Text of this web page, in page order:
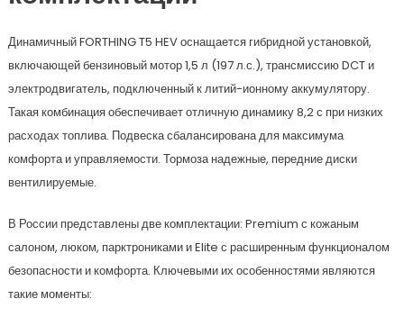
Динамичный FORTHING T5 HEV оснащается гибридной установкой,
включающей бензиновый мотор 1,5 л (197 л.с.), трансмиссию DCT и
электродвигатель, подключенный к литий-ионному аккумулятору.
Такая комбинация обеспечивает отличную динамику 8,2 с при низких
расходах топлива. Подвеска сбалансирована для максимума
комфорта и управляемости. Тормоза надежные, передние диски
вентилируемые.
В России представлены две комплектации: Premium с кожаным
салоном, люком, парктрониками и Elite с расширенным функционалом
безопасности и комфорта. Ключевыми их особенностями являются
такие моменты: